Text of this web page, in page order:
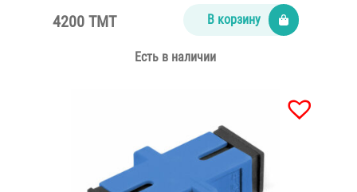
4200 TMT В корзину
Есть в наличии